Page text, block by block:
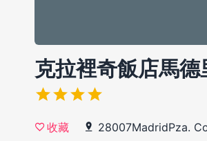
克拉裡奇飯店馬
收藏 28007MadridPza.